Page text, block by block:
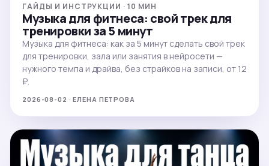
ГАЙДЫ И ИНСТРУКЦИИ · 10 МИН
Музыка для фитнеса: свой трек для
тренировки за 5 минут
Музыка для фитнеса: как за 5 минут сделать свой трек
для тренировки, зала или занятия в нейросети —
нужного темпа и драйва, без страйков на записи, от 12
₽.
2026-08-02 · ЕЛЕНА ПЕТРОВА